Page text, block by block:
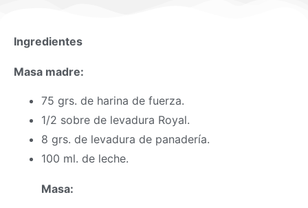
Ingredientes
Masa madre:
75 grs. de harina de fuerza.
1/2 sobre de levadura Royal.
8 grs. de levadura de panadería.
100 ml. de leche.
Masa: